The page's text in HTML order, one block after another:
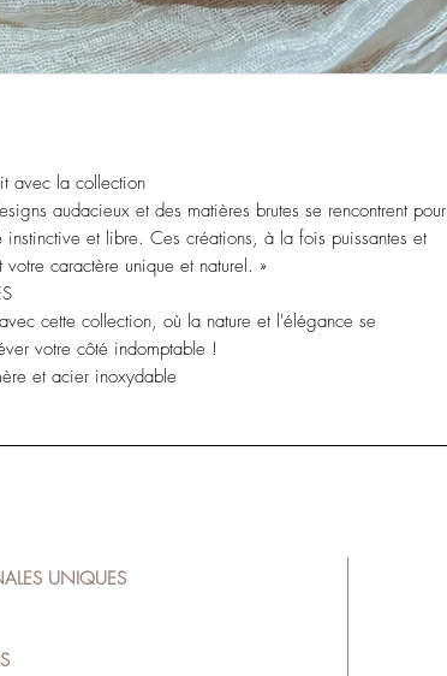
avec la collection
audacieux et des matières brutes se rencontrent pour
instinctive et libre. Ces créations, à la fois puissantes et
caractère unique et naturel. »
cette collection, où la nature et l'élégance se
votre côté indomptable !
et acier inoxydable
UNIQUES